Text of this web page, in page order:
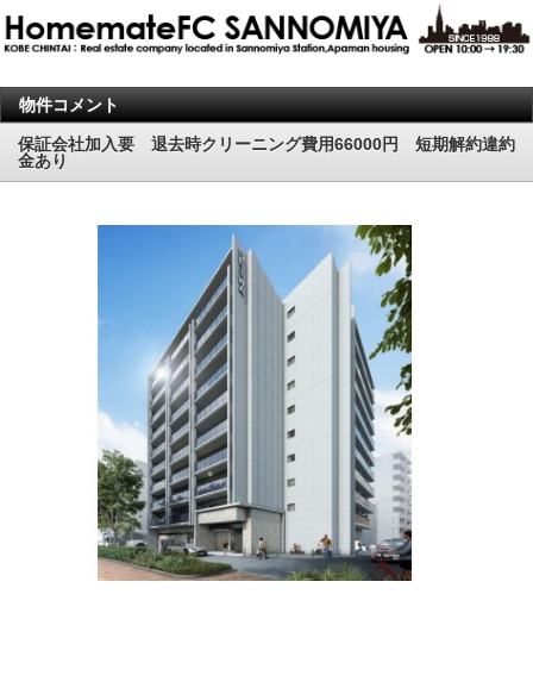
物件コメント
保証会社加入要 退去時クリーニング費用66000円 短期解約違約
金あり